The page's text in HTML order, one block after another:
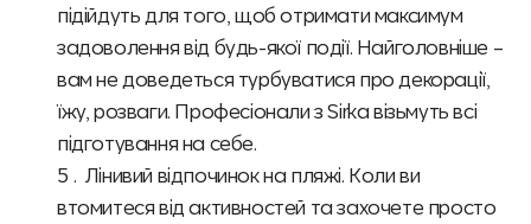
підійдуть для того, щоб отримати максимум
задоволення від будь-якої події. Найголовніше –
вам не доведеться турбуватися про декорації,
їжу, розваги. Професіонали з Sirka візьмуть всі
підготування на себе.
Лінивий відпочинок на пляжі. Коли ви
втомитеся від активностей та захочете просто